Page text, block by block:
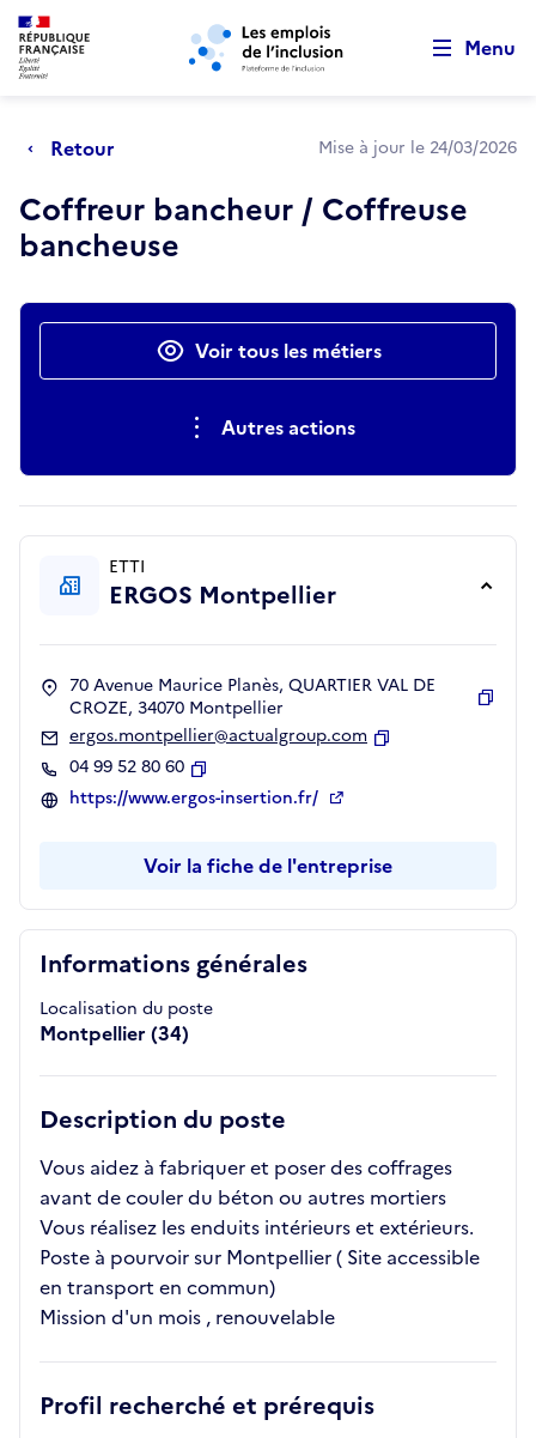
Aller au menu principal Aller au contenu principal
Menu
Retour Mise à jour le 24/03/2026
Coffreur bancheur / Coffreuse
bancheuse
Actions rapidesVoir tous les métiers
Autres actions
Informations générales
Localisation du poste
Montpellier (34)
Description du poste
Vous aidez à fabriquer et poser des coffrages
avant de couler du béton ou autres mortiers
Vous réalisez les enduits intérieurs et extérieurs.
Poste à pourvoir sur Montpellier ( Site accessible
en transport en commun)
Mission d'un mois , renouvelable
Profil recherché et prérequis
ETTI
ERGOS Montpellier
70 Avenue Maurice Planès, QUARTIER VAL DE
CROZE, 34070 Montpellier
ergos.montpellier@actualgroup.com
04 99 52 80 60
Copier
https://www.ergos-insertion.fr/
Voir la fiche de l'entreprise
Retour au début de la page
Panneau de gestion des cookies